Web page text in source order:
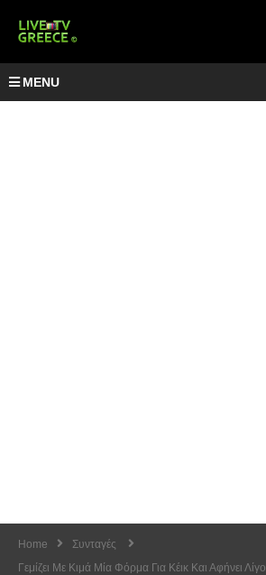
MENU
Home
Συνταγές
Γεμίζει Με Κιμά Μία Φόρμα Για Κέικ Και Αφήνει Λίγο